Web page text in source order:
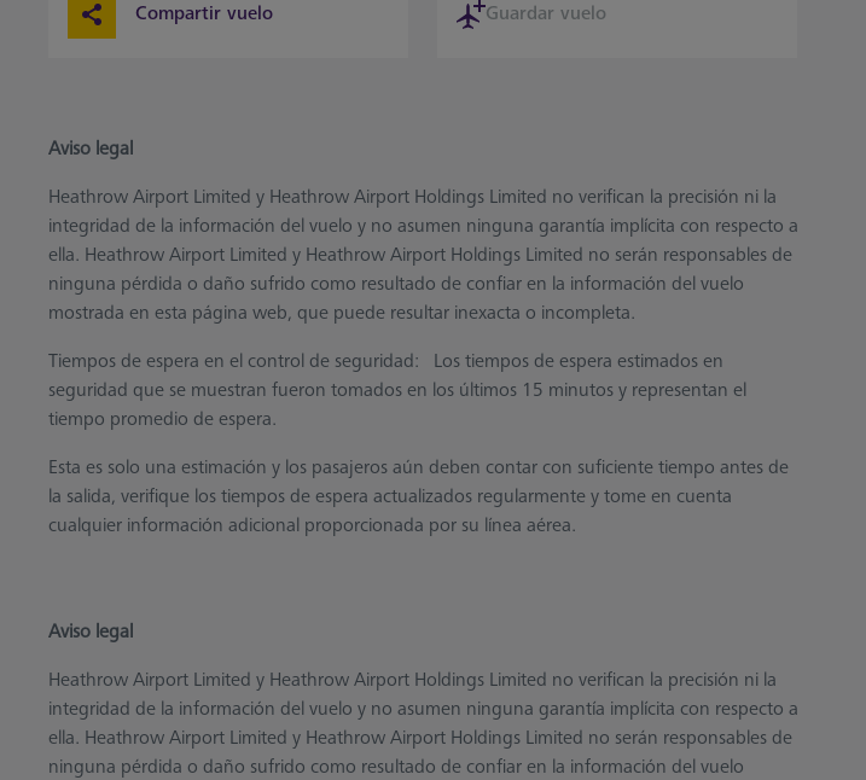
Compartir vuelo Guardar vuelo
Aviso legal
Heathrow Airport Limited y Heathrow Airport Holdings Limited no verifican la precisión ni la
integridad de la información del vuelo y no asumen ninguna garantía implícita con respecto a
ella. Heathrow Airport Limited y Heathrow Airport Holdings Limited no serán responsables de
ninguna pérdida o daño sufrido como resultado de confiar en la información del vuelo
mostrada en esta página web, que puede resultar inexacta o incompleta.
Tiempos de espera en el control de seguridad: Los tiempos de espera estimados en
seguridad que se muestran fueron tomados en los últimos 15 minutos y representan el
tiempo promedio de espera.
Esta es solo una estimación y los pasajeros aún deben contar con suficiente tiempo antes de
la salida, verifique los tiempos de espera actualizados regularmente y tome en cuenta
cualquier información adicional proporcionada por su línea aérea.
Aviso legal
Heathrow Airport Limited y Heathrow Airport Holdings Limited no verifican la precisión ni la
integridad de la información del vuelo y no asumen ninguna garantía implícita con respecto a
ella. Heathrow Airport Limited y Heathrow Airport Holdings Limited no serán responsables de
ninguna pérdida o daño sufrido como resultado de confiar en la información del vuelo